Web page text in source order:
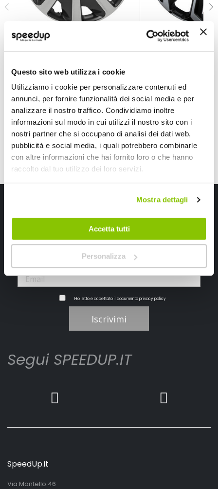
Questo sito web utilizza i cookie
Utilizziamo i cookie per personalizzare contenuti ed
annunci, per fornire funzionalità dei social media e per
analizzare il nostro traffico. Condividiamo inoltre
informazioni sul modo in cui utilizzi il nostro sito con i
nostri partner che si occupano di analisi dei dati web,
pubblicità e social media, i quali potrebbero combinarle
con altre informazioni che hai fornito loro o che hanno
raccolto dal tuo utilizzo dei loro servizi.
Mostra dettagli
Accetta tutti
Personalizza
Copricerchi Per furgoni e veicoli commerciali
FOUR
A partire da
47,50 €
Spedizione gratuita!
Copricerchi EVO
D-GEAR
53,45 €
Spedizione gratuita!
Iscriviti alla newsletter Speedup
Ricevi subito uno sconto del 10% per il tuo primo acquisto online!
Ho letto e accettato il documentoprivacy policy
Iscrivimi
Segui SPEEDUP.IT
SpeedUp.it
Via Montello 46